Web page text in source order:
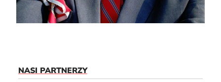
NASI PARTNERZY